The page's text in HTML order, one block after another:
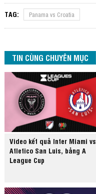
TAG: Panama vs Croatia
TIN CÙNG CHUYÊN MỤC
Video kết quả Inter Miami vs
Atletico San Luis, bảng A
League Cup